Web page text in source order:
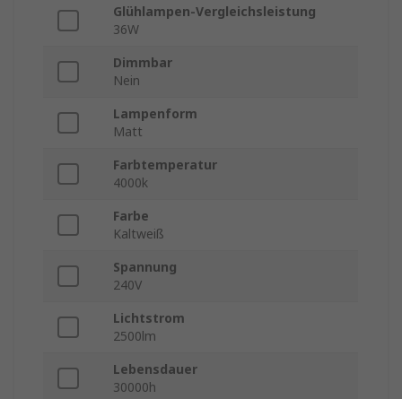
Glühlampen-Vergleichsleistung
36W
Dimmbar
Nein
Lampenform
Matt
Farbtemperatur
4000k
Farbe
Kaltweiß
Spannung
240V
Lichtstrom
2500lm
Lebensdauer
30000h